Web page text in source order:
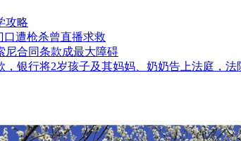
攻略
口遭枪杀曾直播求救
尼合同条款成最大障碍
，银行将2岁孩子及其妈妈、奶奶告上法庭，法